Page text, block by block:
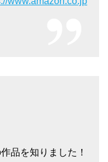
品を知りました！